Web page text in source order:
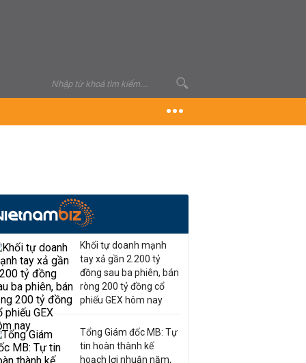
Khối tự doanh mạnh
tay xả gần 2.200 tỷ
đồng sau ba phiên, bán
ròng 200 tỷ đồng cổ
phiếu GEX hôm nay
Tổng Giám đốc MB: Tự
tin hoàn thành kế
hoạch lợi nhuận năm,